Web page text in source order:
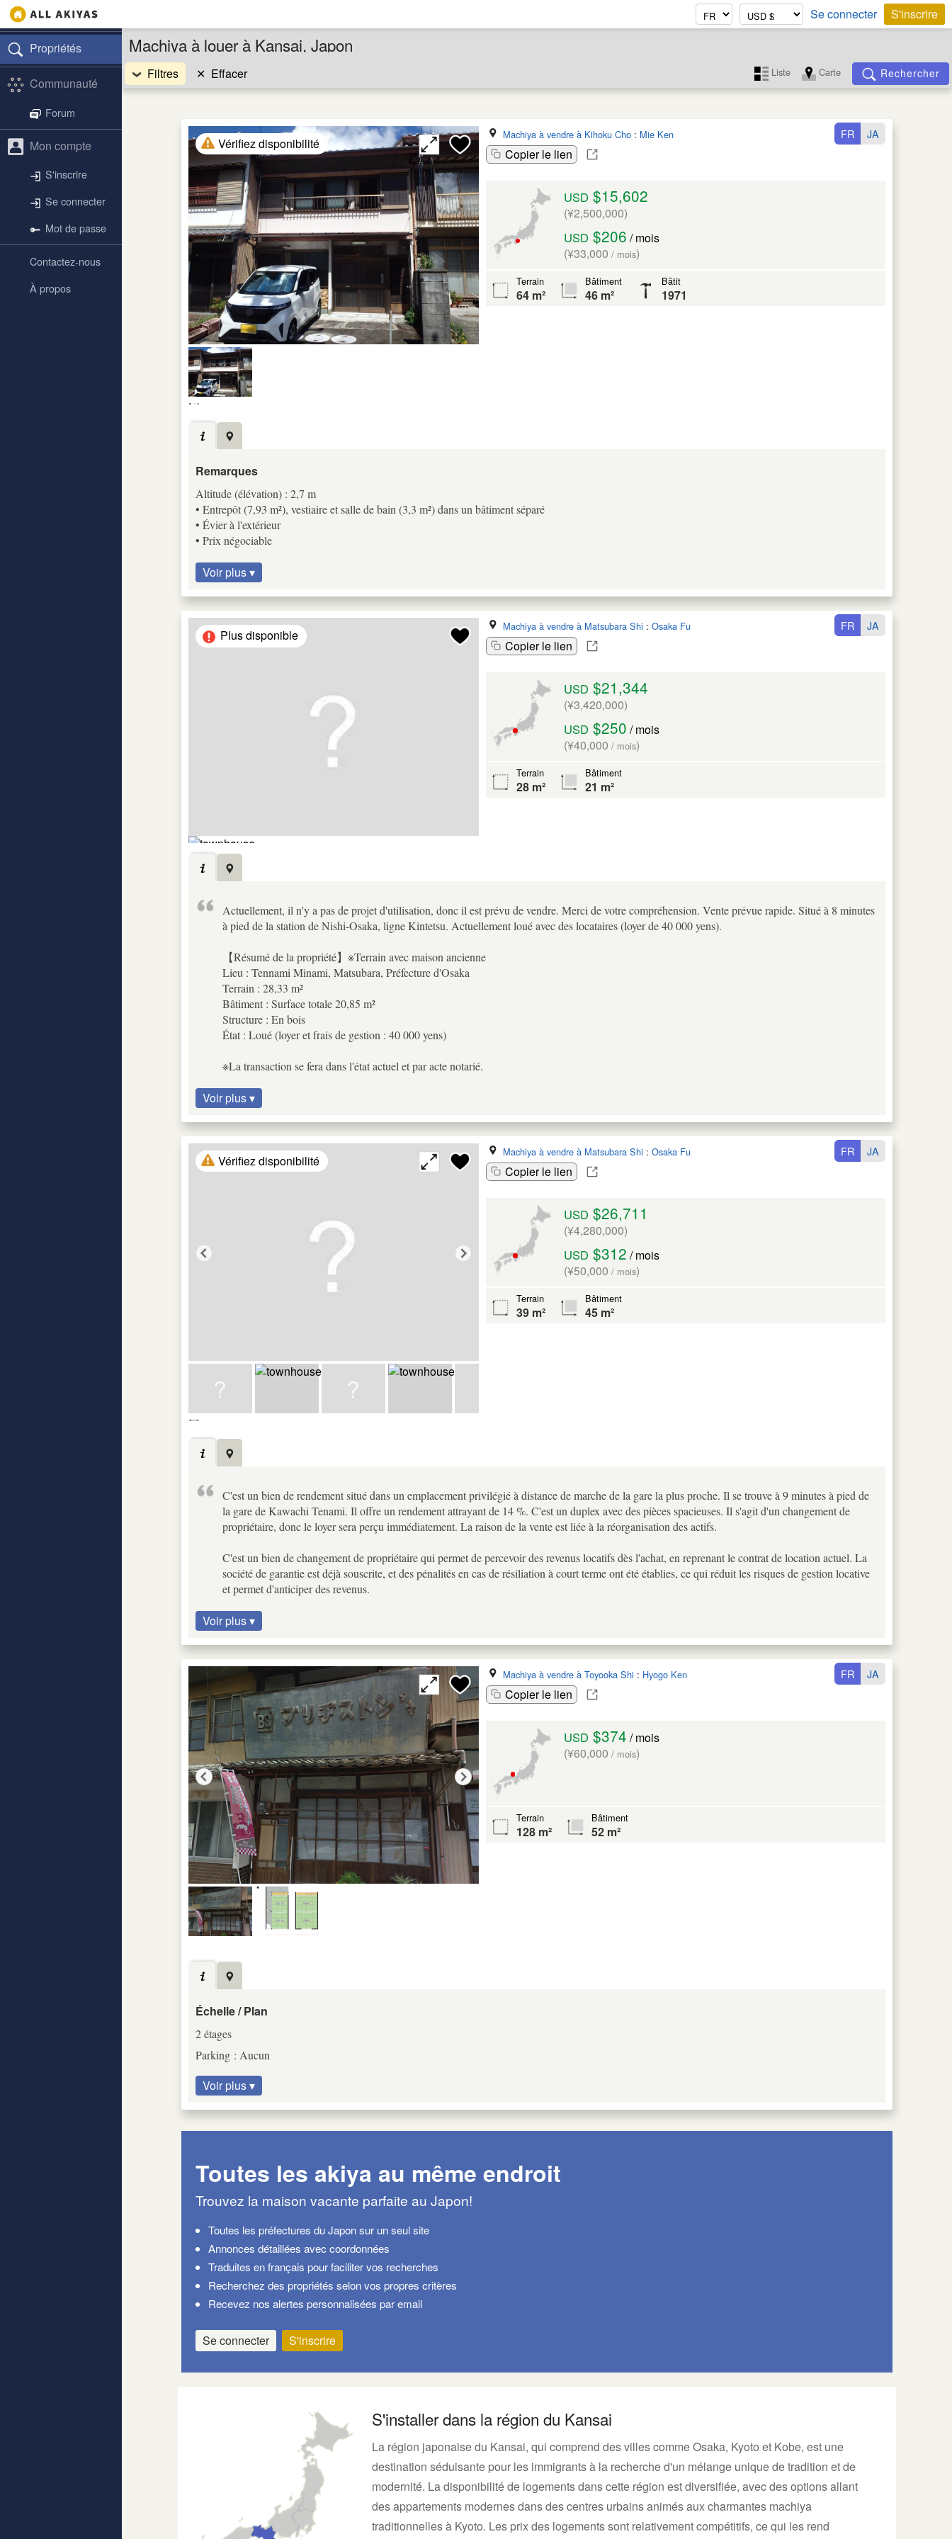
Se connecter S'inscrire
Propriétés
Communauté
Forum
Mon compte
S'inscrire
Se connecter
Mot de passe
Contactez-nous
À propos
Machiya à louer à Kansai, Japon
Filtres ✕ Effacer Liste Carte Rechercher
Vérifiez disponibilité
Machiya à vendre à Kihoku Cho : Mie Ken
Copier le lien
FR JA
USD $15,602
(¥2,500,000)
USD $206 / mois
(¥33,000 / mois)
Terrain
64 m²
Bâtiment
46 m²
Bâtit
1971
Remarques
Altitude (élévation) : 2,7 m
• Entrepôt (7,93 m²), vestiaire et salle de bain (3,3 m²) dans un bâtiment séparé
• Évier à l'extérieur
• Prix négociable
Voir plus ▾
Plus disponible
Machiya à vendre à Matsubara Shi : Osaka Fu
Copier le lien
FR JA
USD $21,344
(¥3,420,000)
USD $250 / mois
(¥40,000 / mois)
Terrain
28 m²
Bâtiment
21 m²
Actuellement, il n'y a pas de projet d'utilisation, donc il est prévu de vendre. Merci de votre compréhension. Vente prévue rapide. Situé à 8 minutes
à pied de la station de Nishi-Osaka, ligne Kintetsu. Actuellement loué avec des locataires (loyer de 40 000 yens).
【Résumé de la propriété】※Terrain avec maison ancienne
Lieu : Tennami Minami, Matsubara, Préfecture d'Osaka
Terrain : 28,33 m²
Bâtiment : Surface totale 20,85 m²
Structure : En bois
État : Loué (loyer et frais de gestion : 40 000 yens)
※La transaction se fera dans l'état actuel et par acte notarié.
Voir plus ▾
Vérifiez disponibilité
Machiya à vendre à Matsubara Shi : Osaka Fu
Copier le lien
FR JA
USD $26,711
(¥4,280,000)
USD $312 / mois
(¥50,000 / mois)
Terrain
39 m²
Bâtiment
45 m²
C'est un bien de rendement situé dans un emplacement privilégié à distance de marche de la gare la plus proche. Il se trouve à 9 minutes à pied de
la gare de Kawachi Tenami. Il offre un rendement attrayant de 14 %. C'est un duplex avec des pièces spacieuses. Il s'agit d'un changement de
propriétaire, donc le loyer sera perçu immédiatement. La raison de la vente est liée à la réorganisation des actifs.
C'est un bien de changement de propriétaire qui permet de percevoir des revenus locatifs dès l'achat, en reprenant le contrat de location actuel. La
société de garantie est déjà souscrite, et des pénalités en cas de résiliation à court terme ont été établies, ce qui réduit les risques de gestion locative
et permet d'anticiper des revenus.
Voir plus ▾
Machiya à vendre à Toyooka Shi : Hyogo Ken
Copier le lien
FR JA
USD $374 / mois
(¥60,000 / mois)
Terrain
128 m²
Bâtiment
52 m²
Échelle / Plan
2 étages
Parking : Aucun
Voir plus ▾
Toutes les akiya au même endroit
Trouvez la maison vacante parfaite au Japon!
Toutes les préfectures du Japon sur un seul site
Annonces détaillées avec coordonnées
Traduites en français pour faciliter vos recherches
Recherchez des propriétés selon vos propres critères
Recevez nos alertes personnalisées par email
Se connecter S'inscrire
S'installer dans la région du Kansai
La région japonaise du Kansai, qui comprend des villes comme Osaka, Kyoto et Kobe, est une
destination séduisante pour les immigrants à la recherche d'un mélange unique de tradition et de
modernité. La disponibilité de logements dans cette région est diversifiée, avec des options allant
des appartements modernes dans des centres urbains animés aux charmantes machiya
traditionnelles à Kyoto. Les prix des logements sont relativement compétitifs, ce qui les rend